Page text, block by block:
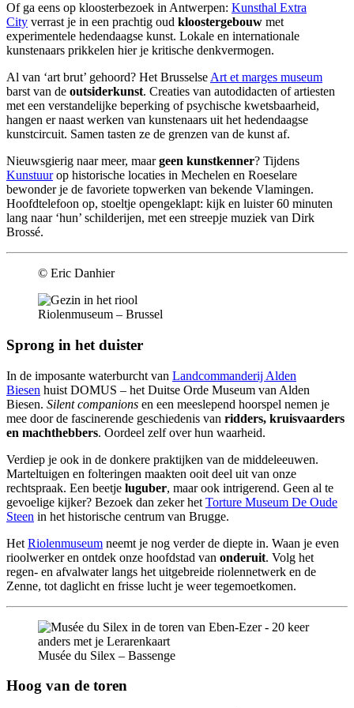
Of ga eens op kloosterbezoek in Antwerpen: Kunsthal Extra
City verrast je in een prachtig oud kloostergebouw met
experimentele hedendaagse kunst. Lokale en internationale
kunstenaars prikkelen hier je kritische denkvermogen.
Al van ‘art brut’ gehoord? Het Brusselse Art et marges museum
barst van de outsiderkunst. Creaties van autodidacten of artiesten
met een verstandelijke beperking of psychische kwetsbaarheid,
hangen er naast werken van kunstenaars uit het hedendaagse
kunstcircuit. Samen tasten ze de grenzen van de kunst af.
Nieuwsgierig naar meer, maargeen kunstkenner? Tijdens
Kunstuurop historische locaties in Mechelen en Roeselare
bewonder je de favoriete topwerken van bekende Vlamingen.
Hoofdtelefoon op, stoeltje opengeklapt: kijk en luister 60 minuten
lang naar ‘hun’ schilderijen, met een streepje muziek van Dirk
Brossé.
© Eric Danhier
Riolenmuseum – Brussel
Sprong in het duister
In de imposante waterburcht van Landcommanderij Alden
Biesen huist DOMUS – het Duitse Orde Museum van Alden
Biesen. Silent companions en een meeslepend hoorspel nemen je
mee door de fascinerende geschiedenis van ridders, kruisvaarders
en machthebbers. Oordeel zelf over hun waarheid.
Verdiep je ook in de donkere praktijken van de middeleeuwen.
Marteltuigen en folteringen maakten ooit deel uit van onze
rechtspraak. Een beetje luguber, maar ook intrigerend. Geen al te
gevoelige kijker? Bezoek dan zeker het Torture Museum De Oude
Steen in het historische centrum van Brugge.
Het Riolenmuseum neemt je nog verder de diepte in. Waan je even
rioolwerker en ontdek onze hoofdstad van onderuit. Volg het
regen- en afvalwater langs het uitgebreide riolennetwerk en de
Zenne, tot daglicht en frisse lucht je weer tegemoetkomen.
Musée du Silex – Bassenge
Hoog van de toren